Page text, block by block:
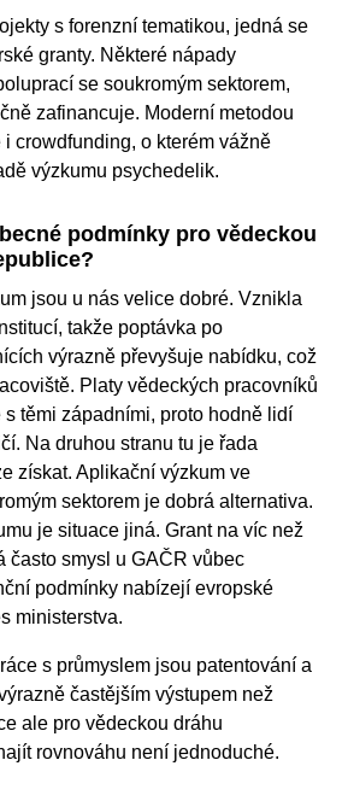
s forenzní tematikou, jedná se
granty. Některé nápady
se soukromým sektorem,
zafinancuje. Moderní metodou
crowdfunding, o kterém vážně
výzkumu psychedelik.
podmínky pro vědeckou
jsou u nás velice dobré. Vznikla
takže poptávka po
výrazně převyšuje nabídku, což
Platy vědeckých pracovníků
těmi západními, proto hodně lidí
Na druhou stranu tu je řada
získat. Aplikační výzkum ve
sektorem je dobrá alternativa.
je situace jiná. Grant na víc než
často smysl u GAČR vůbec
podmínky nabízejí evropské
ministerstva.
s průmyslem jsou patentování a
častějším výstupem než
ale pro vědeckou dráhu
rovnováhu není jednoduché.